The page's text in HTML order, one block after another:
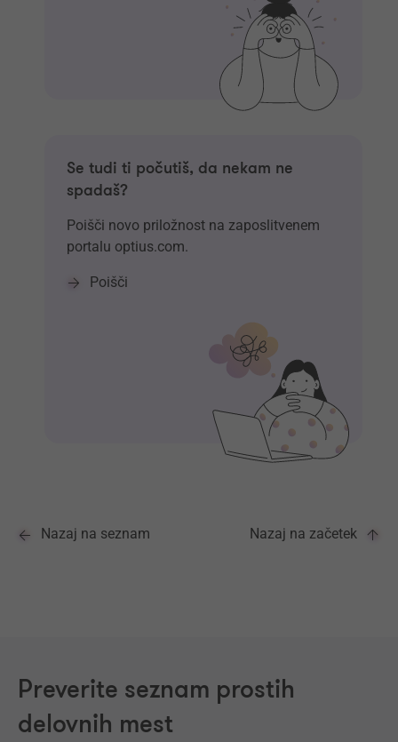
Se tudi ti počutiš, da nekam ne
spadaš?
Poišči novo priložnost na zaposlitvenem
portalu optius.com.
Poišči
Nazaj na seznam Nazaj na začetek
Preverite seznam prostih
delovnih mest